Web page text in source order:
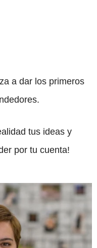
a dar los primeros
tus ideas y
por tu cuenta!